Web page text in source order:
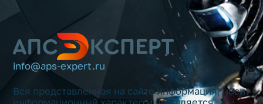
info@aps-expert.ru
Вся представленная на сайте информация, носит